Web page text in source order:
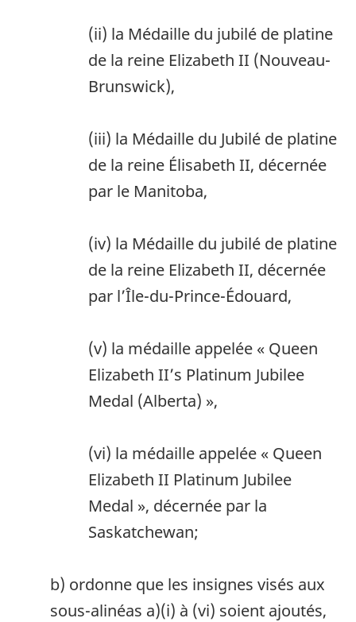
(ii) la Médaille du jubilé de platine
de la reine Elizabeth II (Nouveau-
Brunswick),
(iii) la Médaille du Jubilé de platine
de la reine Élisabeth II, décernée
par le Manitoba,
(iv) la Médaille du jubilé de platine
de la reine Elizabeth II, décernée
par l’Île-du-Prince-Édouard,
(v) la médaille appelée « Queen
Elizabeth II’s Platinum Jubilee
Medal (Alberta) »,
(vi) la médaille appelée « Queen
Elizabeth II Platinum Jubilee
Medal », décernée par la
Saskatchewan;
b) ordonne que les insignes visés aux
sous-alinéas a)‍(i) à (vi) soient ajoutés,